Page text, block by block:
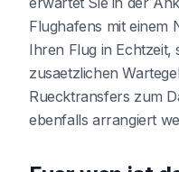
Flughafens mit einem
Ihren Flug in Echtzeit,
zusaetzlichen
Ruecktransfers zum
ebenfalls arrangiert